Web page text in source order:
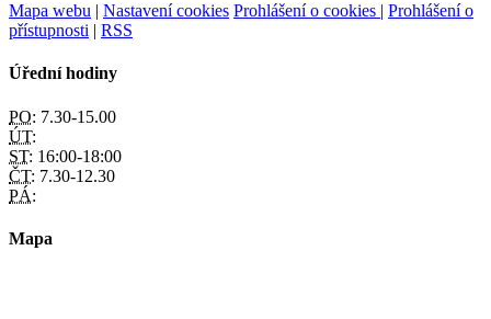
Mapa webu | Nastavení cookies Prohlášení o cookies | Prohlášení o
přístupnosti | RSS
Úřední hodiny
PO: 7.30-15.00
ÚT:
ST: 16:00-18:00
ČT: 7.30-12.30
PÁ:
Mapa